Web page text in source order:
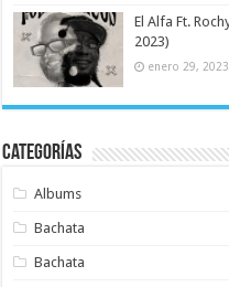
El Alfa Ft.
2023)
enero 29, 2023
Categorías
Albums
Bachata
Bachata